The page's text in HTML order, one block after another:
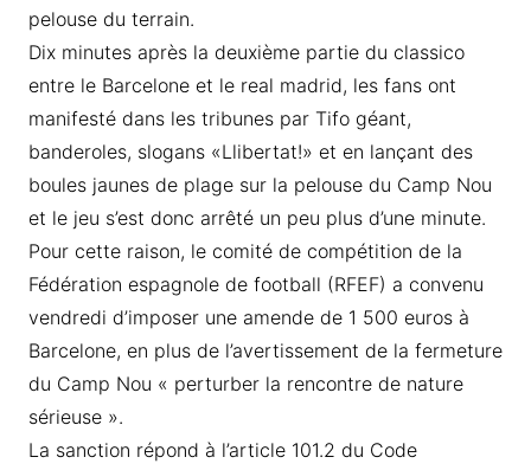
pelouse du terrain.
Dix minutes après la deuxième partie du classico
entre le Barcelone et le real madrid, les fans ont
manifesté dans les tribunes par Tifo géant,
banderoles, slogans «Llibertat!» et en lançant des
boules jaunes de plage sur la pelouse du Camp Nou
et le jeu s’est donc arrêté un peu plus d’une minute.
Pour cette raison, le comité de compétition de la
Fédération espagnole de football (RFEF) a convenu
vendredi d’imposer une amende de 1 500 euros à
Barcelone, en plus de l’avertissement de la fermeture
du Camp Nou « perturber la rencontre de nature
sérieuse ».
La sanction répond à l’article 101.2 du Code